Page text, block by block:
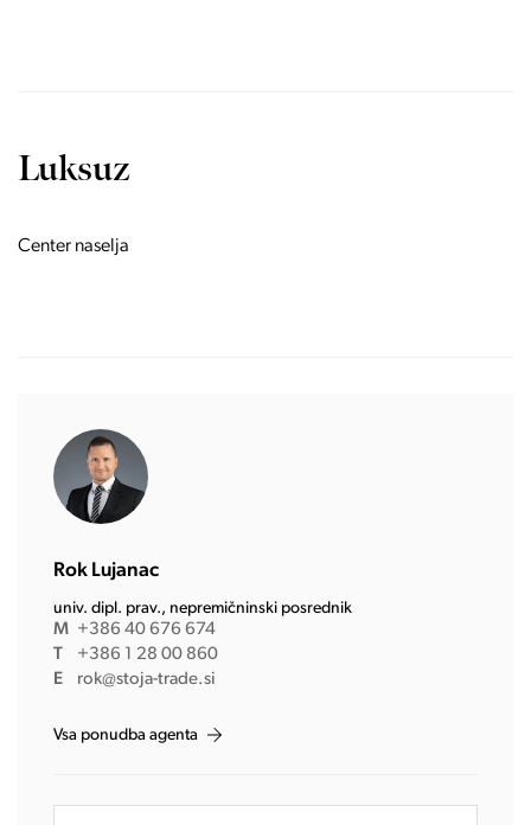
Luksuz
Center naselja
Rok Lujanac
univ. dipl. prav., nepremičninski posrednik
M +386 40 676 674
T
+386 1 28 00 860
E
rok@stoja-trade.si
Vsa ponudba agenta